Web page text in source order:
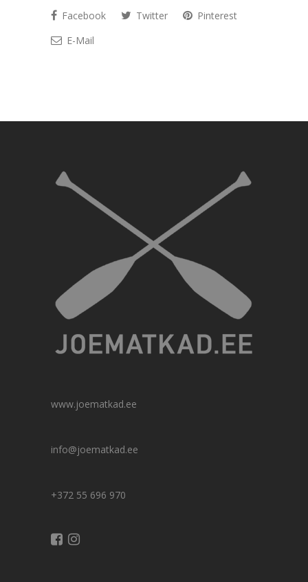
Facebook Twitter
Pinterest
E-Mail
www.joematkad.ee
info@joematkad.ee
+372 55 696 970